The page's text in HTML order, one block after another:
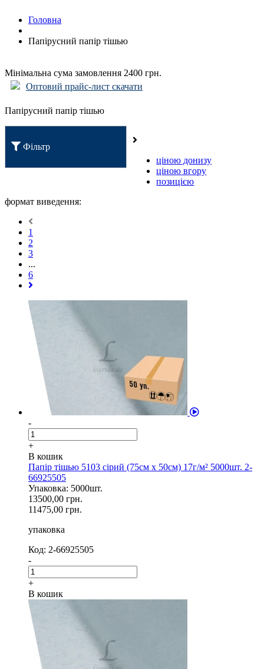
Головна
Папірусний папір тішью
Мінімальна сума замовлення 2400 грн.
Оптовий прайс-лист скачати
Папірусний папір тішью
Фільтр
ціною донизу
ціною вгору
позицією
формат виведення:
1
2
3
...
6
-
+
В кошик
Папір тішью 5103 сірий (75см х 50см) 17г/м² 5000шт. 2-
66925505
Упаковка: 5000шт.
13500,00 грн.
11475,00 грн.
упаковка
Код: 2-66925505
-
+
В кошик